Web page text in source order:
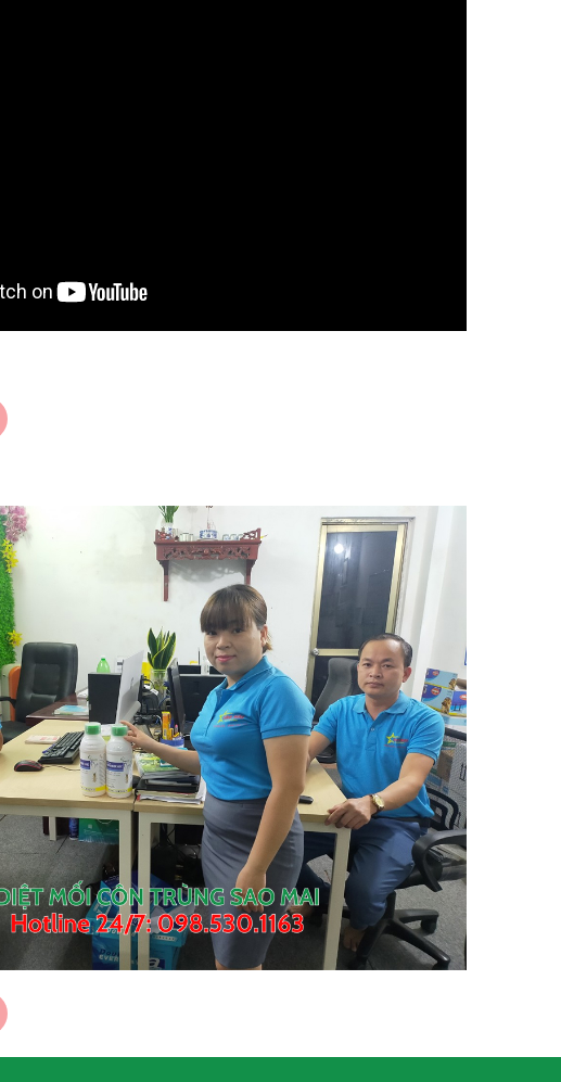
Thuốc Chống Mối Công Trình
Map Boxer 30 EC
Liên hệ
Thuốc Diệt Côn Trùng Map
Permethrin 55 EC
Liên hệ